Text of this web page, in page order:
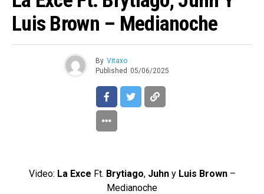
Luis Brown – Medianoche
By Vitaxo
Published 05/06/2025
Video: La Exce Ft. Brytiago, Juhn y Luis Brown–
Medianoche